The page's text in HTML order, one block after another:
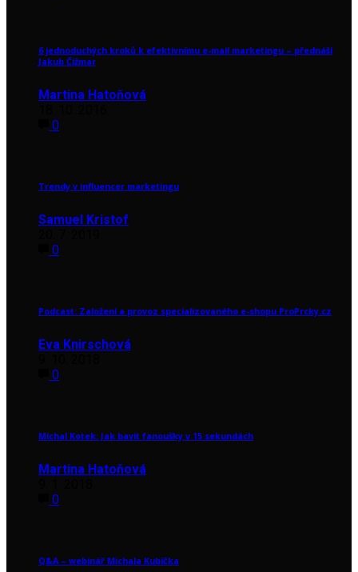
6 jednoduchých kroků k efektivnímu e-mail marketingu – přednáší
Jakub Čižmar
Martina Hatoňová
0
Trendy v influencer marketingu
Samuel Kristof
0
Podcast: Založení a provoz specializovaného e-shopu ProPrcky.cz
Eva Knirschová
0
Michal Kotek: Jak bavit fanoušky v 15 sekundách
Martina Hatoňová
0
Q&A – webinář Michala Kubíčka